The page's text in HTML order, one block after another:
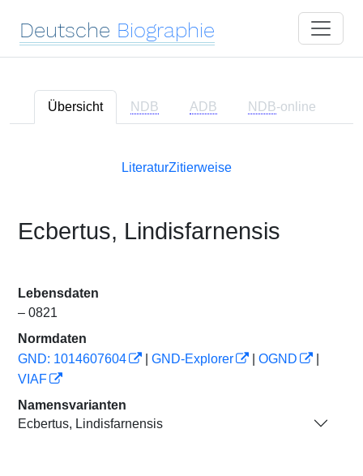
Deutsche Biographie
Übersicht NDB ADB NDB-online
LiteraturZitierweise
Ecbertus, Lindisfarnensis
Lebensdaten
– 0821
Normdaten
GND: 1014607604
GND-Explorer OGND
VIAF
Namensvarianten
Ecbertus, Lindisfarnensis